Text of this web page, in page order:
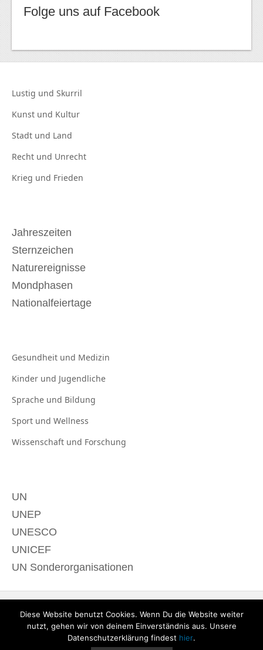
Folge uns auf Facebook
Lustig und Skurril
Kunst und Kultur
Stadt und Land
Recht und Unrecht
Krieg und Frieden
Jahreszeiten
Sternzeichen
Naturereignisse
Mondphasen
Nationalfeiertage
Gesundheit und Medizin
Kinder und Jugendliche
Sprache und Bildung
Sport und Wellness
Wissenschaft und Forschung
UN
UNEP
UNESCO
UNICEF
UN Sonderorganisationen
Diese Website benutzt Cookies. Wenn Du die Website weiter
nutzt, gehen wir von deinem Einverständnis aus. Unsere
Datenschutzerklärung findest hier.